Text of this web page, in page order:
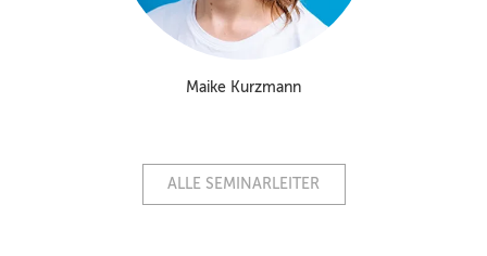
Maike Kurzmann
ALLE SEMINARLEITER